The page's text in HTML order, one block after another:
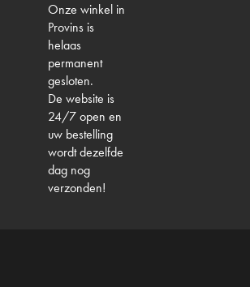
Onze winkel in
Provins is
helaas
permanent
gesloten.
De website is
24/7 open en
uw bestelling
wordt dezelfde
dag nog
verzonden!